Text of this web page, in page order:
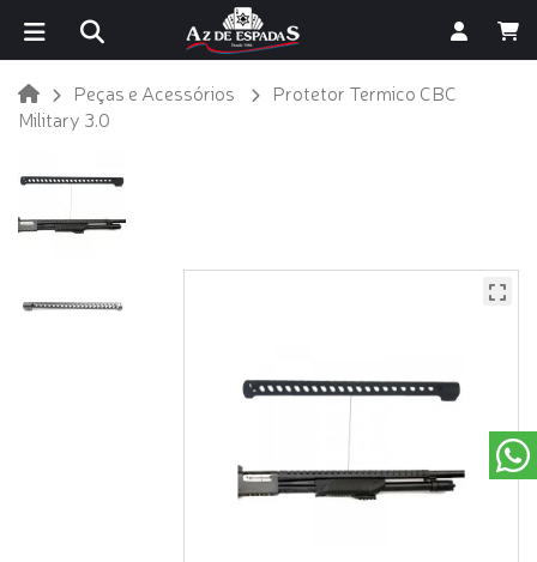
Peças e Acessórios
Protetor Termico CBC
Military 3.0